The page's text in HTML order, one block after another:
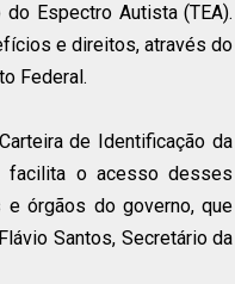
Espectro Autista (TEA).
e direitos, através do
Federal.
de Identificação da
facilita o acesso desses
órgãos do governo, que
Santos, Secretário da